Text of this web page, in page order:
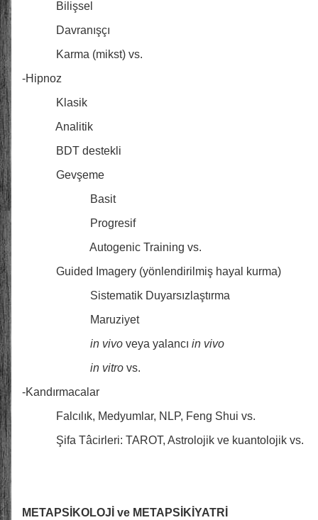
Bilişsel
Davranışçı
Karma (mikst) vs.
-Hipnoz
Klasik
Analitik
BDT destekli
Gevşeme
Basit
Progresif
Autogenic Training vs.
Guided Imagery (yönlendirilmiş hayal kurma)
Sistematik Duyarsızlaştırma
Maruziyet
in vivo veya yalancı in vivo
in vitro vs.
-Kandırmacalar
Falcılık, Medyumlar, NLP, Feng Shui vs.
Şifa Tâcirleri: TAROT, Astrolojik ve kuantolojik vs.
METAPSİKOLOJİ ve METAPSİKİYATRİ